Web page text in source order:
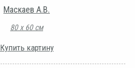
Маскаев А.В.
80 х 60 см
Купить картину